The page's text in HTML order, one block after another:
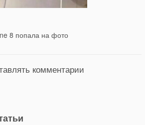
8 попала на фото
комментарии